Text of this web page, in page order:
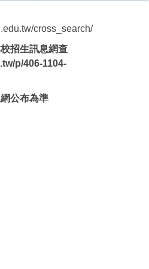
cross_search/
招生訊息網查
p/406-1104-
公布為準